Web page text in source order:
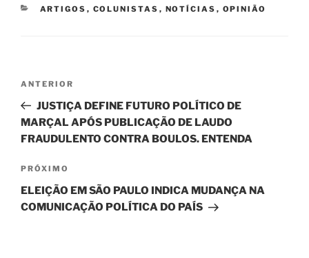
CATEGORIAS
ARTIGOS , COLUNISTAS , NOTÍCIAS , OPINIÃO
Post
Post
anterior
ANTERIOR
JUSTIÇA DEFINE FUTURO POLÍTICO DE
MARÇAL APÓS PUBLICAÇÃO DE LAUDO
FRAUDULENTO CONTRA BOULOS. ENTENDA
Próximo
post
PRÓXIMO
ELEIÇÃO EM SÃO PAULO INDICA MUDANÇA NA
COMUNICAÇÃO POLÍTICA DO PAÍS